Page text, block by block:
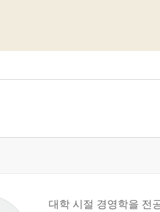
대학 시절 경영학을 전